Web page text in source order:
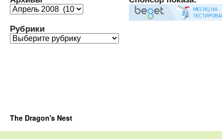
Архивы
Рубрики
Рубрики
The Dragon's Nest